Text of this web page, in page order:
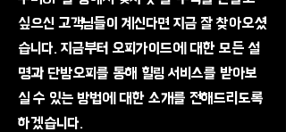
싶으신 고객님들이 계신다면 지금 잘 찾아오셨
습니다. 지금부터 오피가이드에 대한 모든 설
명과 단밤오피를 통해 힐링 서비스를 받아보
실 수 있는 방법에 대한 소개를 전해드리도록
하겠습니다.